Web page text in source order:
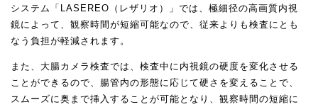
システム「LASEREO（レザリオ）」では、極細径の高画質内視
鏡によって、観察時間が短縮可能なので、従来よりも検査にとも
なう負担が軽減されます。
また、大腸カメラ検査では、検査中に内視鏡の硬度を変化させる
ことができるので、腸管内の形態に応じて硬さを変えることで、
スムーズに奥まで挿入することが可能となり、観察時間の短縮に